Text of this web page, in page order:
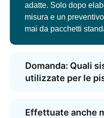
adatte. Solo dopo
misura e un
mai da pacchetti
Domanda: Quali
utilizzate per le
Effettuate anche